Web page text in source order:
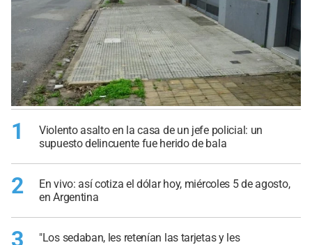
1
Violento asalto en la casa de un jefe policial: un
supuesto delincuente fue herido de bala
2
En vivo: así cotiza el dólar hoy, miércoles 5 de agosto,
en Argentina
3
"Los sedaban, les retenían las tarjetas y les